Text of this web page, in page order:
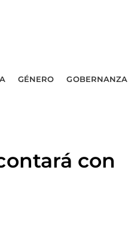
GÉNERO GOBERNANZA
con